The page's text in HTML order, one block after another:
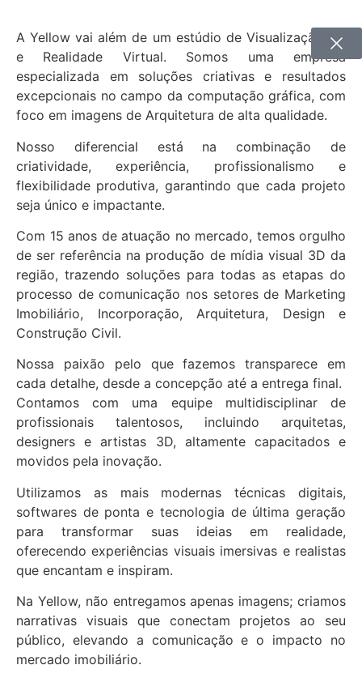
A Yellow vai além de um estúdio de Visualização 3D
e Realidade Virtual. Somos uma empresa
especializada em soluções criativas e resultados
excepcionais no campo da computação gráfica, com
foco em imagens de Arquitetura de alta qualidade.
Nosso diferencial está na combinação de
criatividade, experiência, profissionalismo e
flexibilidade produtiva, garantindo que cada projeto
seja único e impactante.
Com 15 anos de atuação no mercado, temos orgulho
de ser referência na produção de mídia visual 3D da
região, trazendo soluções para todas as etapas do
processo de comunicação nos setores de Marketing
Imobiliário, Incorporação, Arquitetura, Design e
Construção Civil.
Nossa paixão pelo que fazemos transparece em
cada detalhe, desde a concepção até a entrega final.
Contamos com uma equipe multidisciplinar de
profissionais talentosos, incluindo arquitetas,
designers e artistas 3D, altamente capacitados e
movidos pela inovação.
Utilizamos as mais modernas técnicas digitais,
softwares de ponta e tecnologia de última geração
para transformar suas ideias em realidade,
oferecendo experiências visuais imersivas e realistas
que encantam e inspiram.
Na Yellow, não entregamos apenas imagens; criamos
narrativas visuais que conectam projetos ao seu
público, elevando a comunicação e o impacto no
mercado imobiliário.